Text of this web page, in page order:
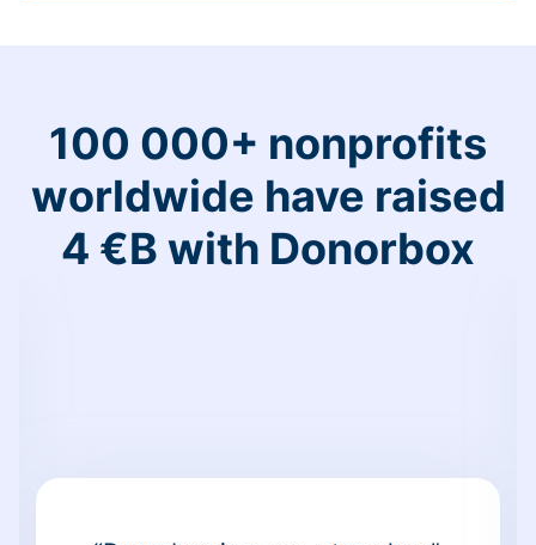
100 000+ nonprofits
worldwide have raised
4 €B with Donorbox